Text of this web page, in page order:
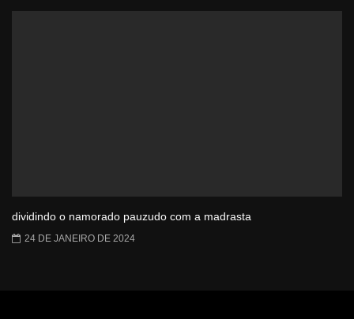
dividindo o namorado pauzudo com a madrasta
24 DE JANEIRO DE 2024